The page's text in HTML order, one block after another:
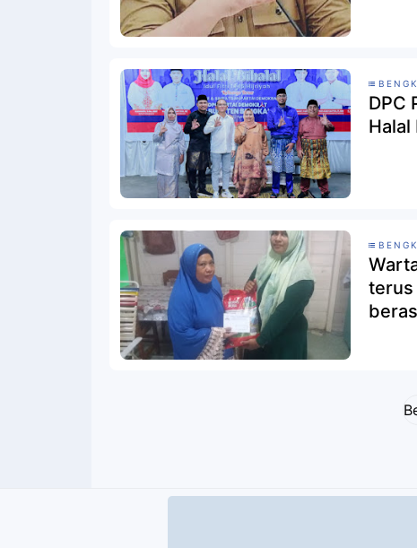
DPC
Halal
terus
beras